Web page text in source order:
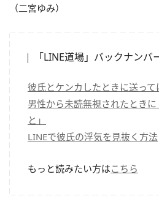
（二宮ゆみ）
「LINE道場」バックナンバ
彼氏とケンカしたときに送っ
男性から未読無視されたとき
と」
LINEで彼氏の浮気を見抜く方法
もっと読みたい方はこちら